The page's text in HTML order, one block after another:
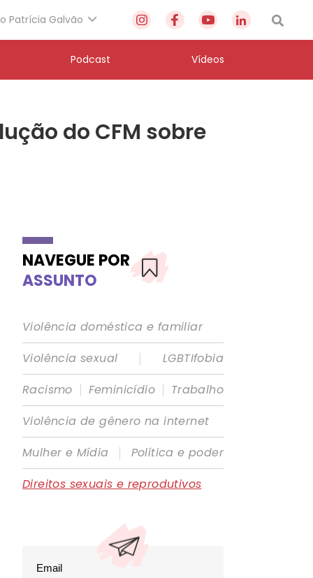
Patrícia Galvão
Podcast Vídeos
do CFM sobre
NAVEGUE POR
ASSUNTO
Violência doméstica e familiar
Violência sexual
|
LGBTIfobia
Racismo | Feminicídio | Trabalho
Violência de gênero na internet
Mulher e Mídia
|
Política e poder
Direitos sexuais e reprodutivos